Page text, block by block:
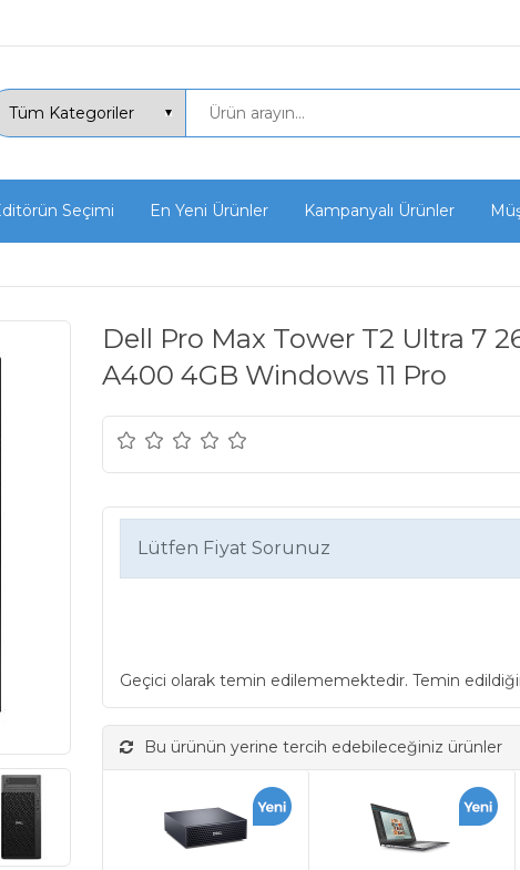
Seçimi En Yeni Ürünler Kampanyalı Ürünler
Dell Pro Max Tower T2 Ultra 7
A400 4GB Windows 11 Pro
Lütfen Fiyat Sorunuz
Geçici olarak temin edilememektedir. Temin
Bu ürünün yerine tercih edebileceğiniz ürünler